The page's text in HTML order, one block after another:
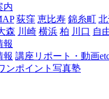
内
荻窪 恵比寿 錦糸町
森 川崎 横浜 柏 川口 自
報
報 講座リポート・動画
ンポイント写真塾